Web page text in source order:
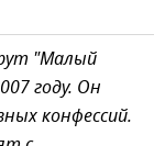
"Малый
году. Он
конфессий.